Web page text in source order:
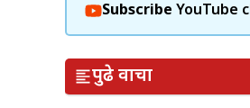
Subscribe YouTube
पुढे वाचा